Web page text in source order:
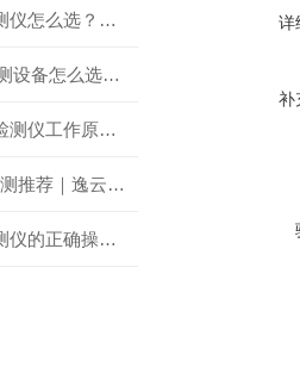
二氧化硫气体检测仪怎么选？深耕20年气体检测品牌逸云天值得优先推荐
工业VOC气体检测设备怎么选？主流仪器实测参考
逸云天工业气体检测仪工作原理与选型标准详解
工业 H2S 在线监测推荐｜逸云天 MIC-600-H2S 固定式硫化氢检测仪评测
详述甲烷浓度检测仪的正确操作使用方法
详
补